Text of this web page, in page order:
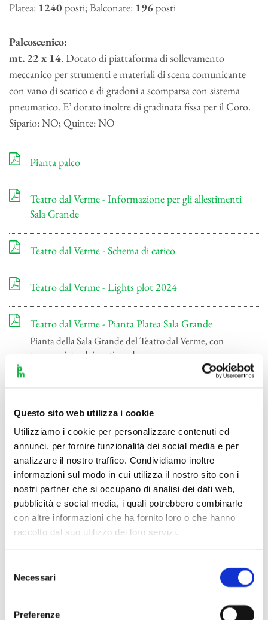
Questo sito web utilizza i cookie
Utilizziamo i cookie per personalizzare contenuti ed
annunci, per fornire funzionalità dei social media e per
analizzare il nostro traffico. Condividiamo inoltre
informazioni sul modo in cui utilizza il nostro sito con i
nostri partner che si occupano di analisi dei dati web,
pubblicità e social media, i quali potrebbero combinarle
con altre informazioni che ha fornito loro o che hanno
raccolto dal suo utilizzo dei loro servizi.
delNecessari
Preferenze
Platea: 1240 posti; Balconate: 196posti
Palcoscenico:
mt. 22 x 14. Dotato di piattaforma di sollevamento
meccanico per strumenti e materiali di scena comunicante
con vano di scarico e di gradoni a scomparsa con sistema
pneumatico. E’ dotato inoltre di gradinata fissa per il Coro.
Sipario: NO; Quinte: NO
Pianta palco
Teatro dal Verme - Informazione per gli allestimenti
Sala Grande
Teatro dal Verme - Schema di carico
Teatro dal Verme - Lights plot 2024
Teatro dal Verme - Pianta Platea Sala Grande
Pianta della Sala Grande del Teatro dal Verme, con
numerazione dei posti a sedere.